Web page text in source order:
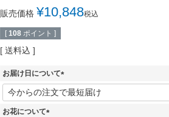
販売価格 ¥10,848税込
[ 108 ポイント ]
送料込
お届け日について
(
必
お花について